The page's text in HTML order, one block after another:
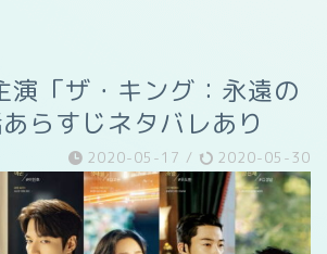
演「ザ・キング：永遠の
らすじネタバレあり
2020-05-17 / 2020-05-30